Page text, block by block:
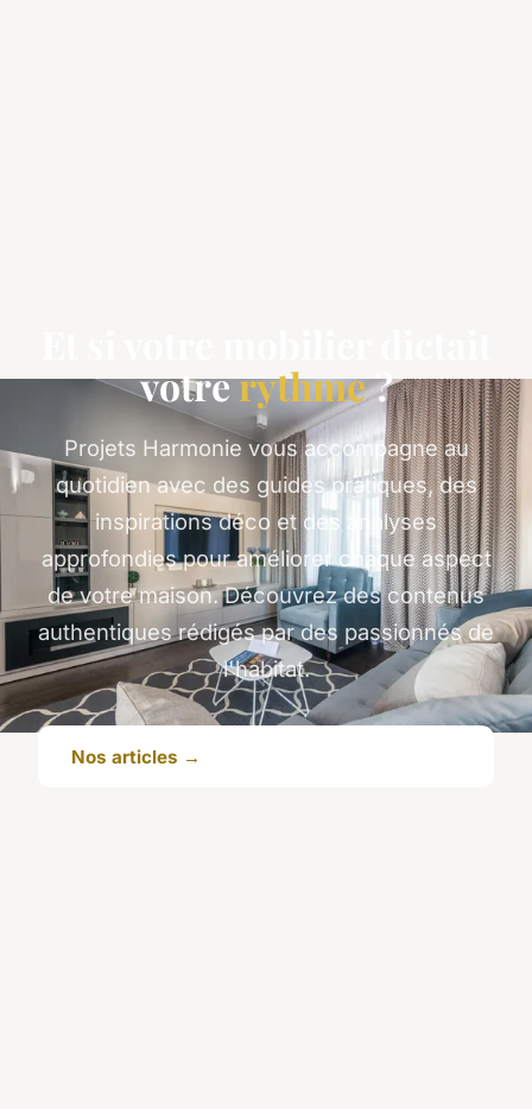
votrerythme?
Projets Harmonie vous accompagne au
quotidien avec des guides pratiques, des
inspirations déco et des analyses
approfondies pour améliorer chaque aspect
de votre maison. Découvrez des contenus
authentiques rédigés par des passionnés de
l'habitat.
Nos articles →